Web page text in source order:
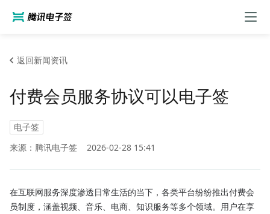
返回新闻资讯
付费会员服务协议可以电子签
电子签
来源：腾讯电子签
2026-02-28 15:41
在互联网服务深度渗透日常生活的当下，各类平台纷纷推出付费会
员制度，涵盖视频、音乐、电商、知识服务等多个领域。用户在享